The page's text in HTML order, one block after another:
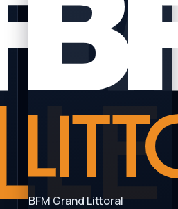
BFM Grand Littoral